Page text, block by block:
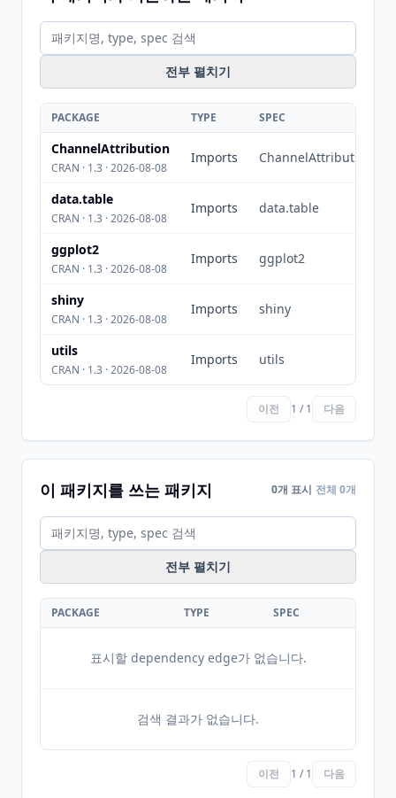
전부 펼치기
PACKAGE TYPE SPEC
ChannelAttribution
CRAN · 1.3 · 2026-08-08
Imports ChannelAttribution
data.table
CRAN · 1.3 · 2026-08-08
Imports data.table
ggplot2
CRAN · 1.3 · 2026-08-08
Imports ggplot2
shiny
CRAN · 1.3 · 2026-08-08
Imports shiny
utils
CRAN · 1.3 · 2026-08-08
Imports utils
이전 1 / 1 다음
이 패키지를 쓰는 패키지 0개 표시 전체 0개
전부 펼치기
PACKAGE TYPE SPEC
표시할 dependency edge가 없습니다.
검색 결과가 없습니다.
이전 1 / 1 다음